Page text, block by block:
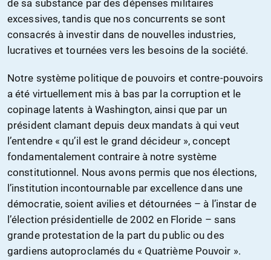
de sa substance par des dépenses militaires
excessives, tandis que nos concurrents se sont
consacrés à investir dans de nouvelles industries,
lucratives et tournées vers les besoins de la société.
Notre système politique de pouvoirs et contre-pouvoirs
a été virtuellement mis à bas par la corruption et le
copinage latents à Washington, ainsi que par un
président clamant depuis deux mandats à qui veut
l’entendre « qu’il est le grand décideur », concept
fondamentalement contraire à notre système
constitutionnel. Nous avons permis que nos élections,
l’institution incontournable par excellence dans une
démocratie, soient avilies et détournées – à l’instar de
l’élection présidentielle de 2002 en Floride – sans
grande protestation de la part du public ou des
gardiens autoproclamés du « Quatrième Pouvoir ».